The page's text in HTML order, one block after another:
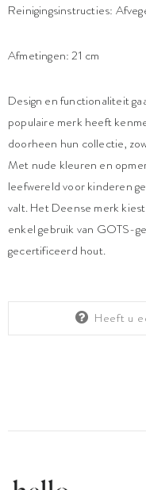
Reinigingsinstructies:
Afmetingen: 21 cm
Design en functionaliteit
populaire merk heeft
doorheen hun collectie,
Met nude kleuren en
leefwereld voor kinderen
valt. Het Deense merk kiest
enkel gebruik van GOTS-
gecertificeerd hout.
Heeft u